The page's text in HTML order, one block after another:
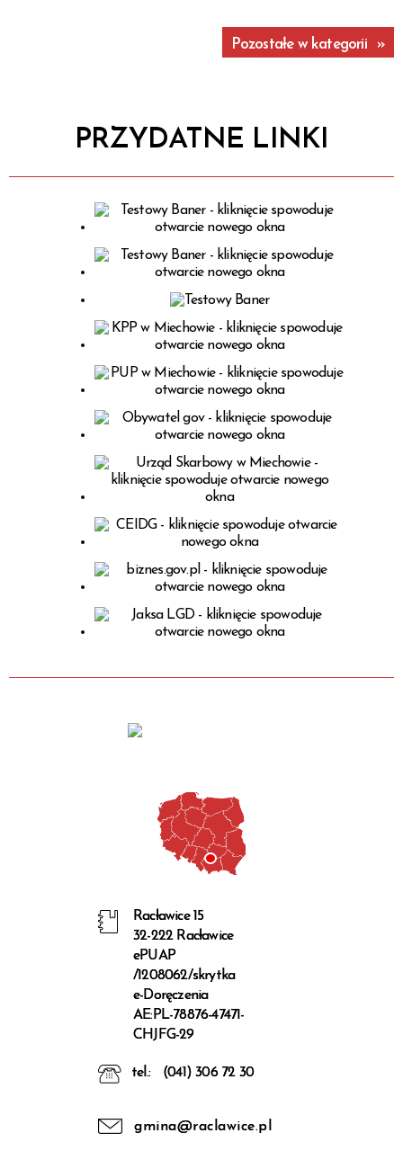
Pozostałe w kategorii
PRZYDATNE LINKI
Racławice 15
32-222 Racławice
ePUAP
/1208062/skrytka
e-Doręczenia
AE:PL-78876-47471-
CHJFG-29
tel.: (041) 306 72 30
gmina@raclawice.pl